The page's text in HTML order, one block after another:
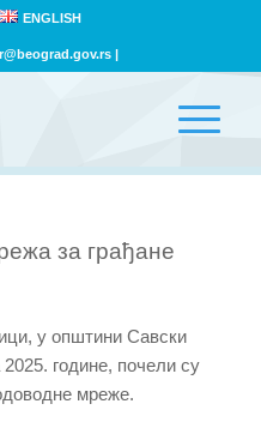
ENGLISH
|
за грађане
у општини Савски
године, почели су
мреже.